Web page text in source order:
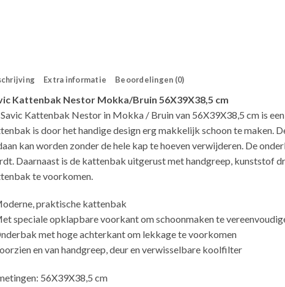
Extra informatie Beoordelingen (0)
Kattenbak Nestor Mokka/Bruin 56X39X38,5 cm
Kattenbak Nestor in Mokka / Bruin van 56X39X38,5 cm is
is door het handige design erg makkelijk schoon te maken.
kan worden zonder de hele kap te hoeven verwijderen. De
Daarnaast is de kattenbak uitgerust met handgreep, kunststof
te voorkomen.
praktische kattenbak
speciale opklapbare voorkant om schoonmaken te
met hoge achterkant om lekkage te voorkomen
en van handgreep, deur en verwisselbare koolfilter
56X39X38,5 cm